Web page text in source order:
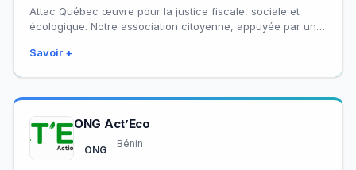
Attac Québec œuvre pour la justice fiscale, sociale et
écologique. Notre association citoyenne, appuyée par une
Savoir +
ONG Act’Eco
ONG
Bénin